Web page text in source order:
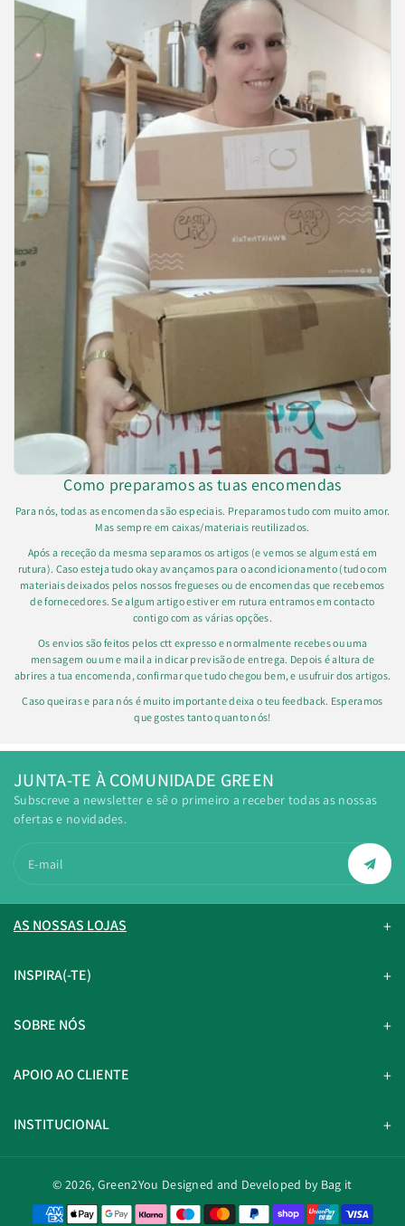
Como preparamos as tuas encomendas
Para nós, todas as encomenda são especiais. Preparamos tudo com muito amor.
Mas sempre em caixas/materiais reutilizados.
Após a receção da mesma separamos os artigos (e vemos se algum está em
rutura). Caso esteja tudo okay avançamos para o acondicionamento (tudo com
materiais deixados pelos nossos fregueses ou de encomendas que recebemos
de fornecedores. Se algum artigo estiver em rutura entramos em contacto
contigo com as várias opções.
Os envios são feitos pelos ctt expresso e normalmente recebes ou uma
mensagem ou um e mail a indicar previsão de entrega. Depois é altura de
abrires a tua encomenda, confirmar que tudo chegou bem, e usufruir dos artigos.
Caso queiras e para nós é muito importante deixa o teu feedback. Esperamos
que gostes tanto quanto nós!
JUNTA-TE À COMUNIDADE GREEN
Subscreve a newsletter e sê o primeiro a receber todas as nossas
ofertas e novidades.
E-mail
AS NOSSAS LOJAS
INSPIRA(-TE)
SOBRE NÓS
APOIO AO CLIENTE
INSTITUCIONAL
© 2026, Green2You Designed and Developed by Bag it
M